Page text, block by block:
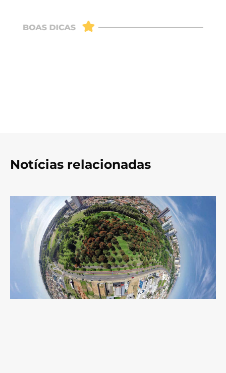
Notícias relacionadas